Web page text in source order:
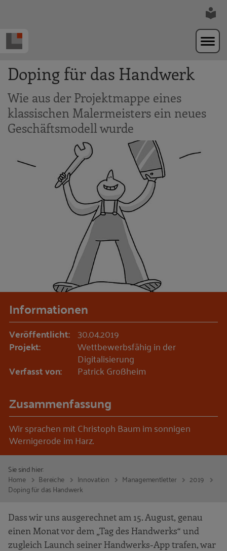
Doping für das Handwerk
Wie aus der Projektmappe eines
klassischen Malermeisters ein neues
Geschäftsmodell wurde
Informationen
Veröffentlicht: 30.04.2019
Projekt: Wettbewerbsfähig in der
Digitalisierung
Verfasst von: Patrick Großheim
Zusammenfassung
Wir sprachen mit Christoph Baum im sonnigen
Wernigerode im Harz.
Sie sind hier:
Home
Bereiche Innovation Managementletter
2019
Doping für das Handwerk
Dass wir uns ausgerechnet am 15. August, genau
einen Monat vor dem „Tag des Handwerks“ und
zugleich Launch seiner Handwerks-App trafen, war